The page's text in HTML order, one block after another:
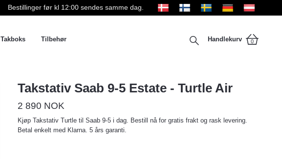
Bestillinger før kl 12:00 sendes samme dag.
Takboks Tilbehør Handlekurv 0
Takstativ Saab 9-5 Estate - Turtle Air
2 890 NOK
Kjøp Takstativ Turtle til Saab 9-5 i dag. Bestill nå for gratis frakt og rask levering.
Betal enkelt med Klarna. 5 års garanti.